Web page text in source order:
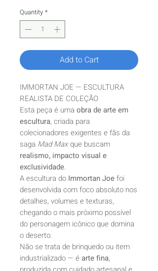
Quantity *
Add to Cart
IMMORTAN JOE — ESCULTURA
REALISTA DE COLEÇÃO
Esta peça é uma obra de arte em
escultura, criada para
colecionadores exigentes e fãs da
saga Mad Maxque buscam
realismo, impacto visual e
exclusividade.
A escultura do Immortan Joefoi
desenvolvida com foco absoluto nos
detalhes, volumes e texturas,
chegando o mais próximo possível
do personagem icônico que domina
o deserto.
Não se trata de brinquedo ou item
industrializado — é arte fina,